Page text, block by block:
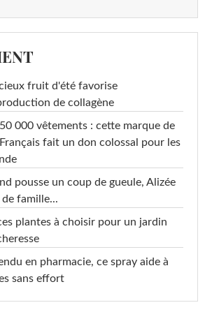
fruit d'été favorise
de collagène
000 vêtements : cette marque de
fait un don colossal pour les
pousse un coup de gueule, Alizée
famille...
plantes à choisir pour un jardin
en pharmacie, ce spray aide à
sans effort